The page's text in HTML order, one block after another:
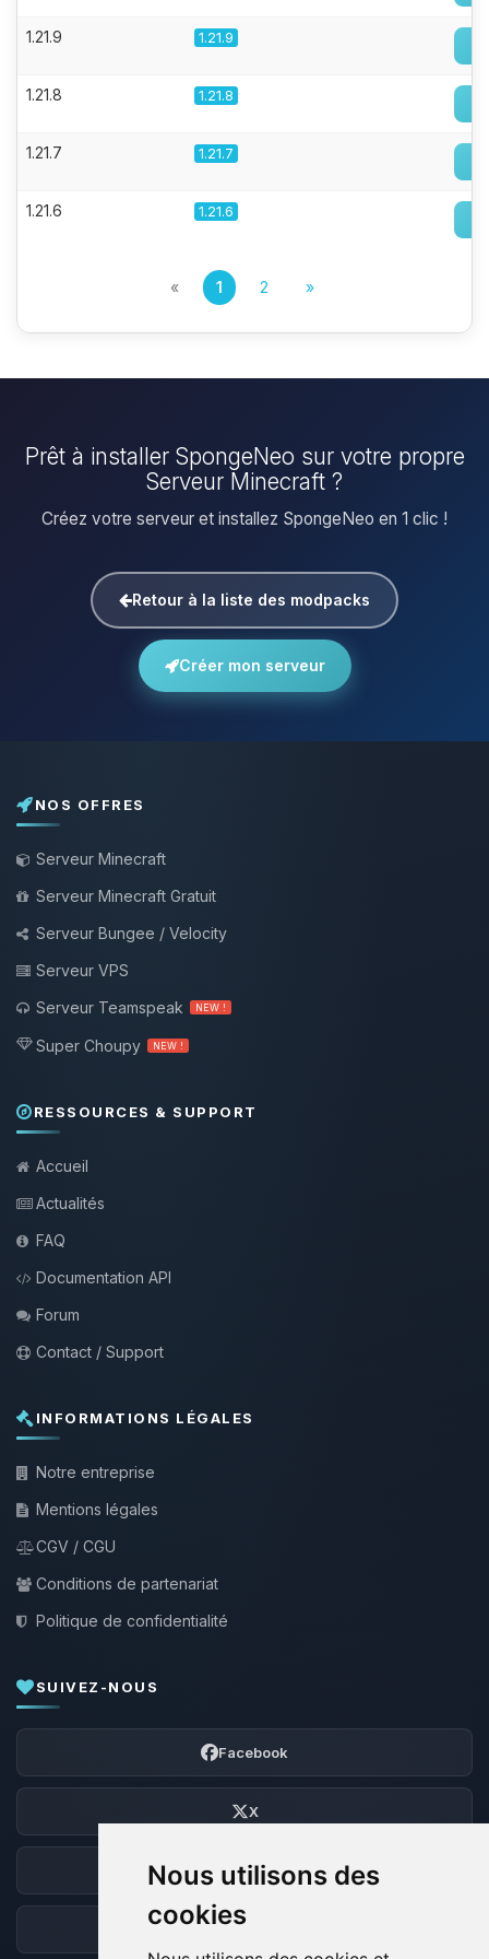
Nous utilisons des
cookies
1.21.9 1.21.9
1.21.8 1.21.8
1.21.7 1.21.7
1.21.6 1.21.6
« 1 2 »
Prêt à installer SpongeNeo sur votre propre
Serveur Minecraft ?
Créez votre serveur et installez SpongeNeo en 1 clic !
Retour à la liste des modpacks
Créer mon serveur
NOS OFFRES
Serveur Minecraft
Serveur Minecraft Gratuit
Serveur Bungee / Velocity
Serveur VPS
Serveur Teamspeak
NEW !
Super Choupy NEW !
RESSOURCES & SUPPORT
Accueil
Actualités
FAQ
Documentation API
Forum
Contact / Support
INFORMATIONS LÉGALES
Notre entreprise
Mentions légales
CGV / CGU
Conditions de partenariat
Politique de confidentialité
SUIVEZ-NOUS
Facebook
X
Discord
Forum